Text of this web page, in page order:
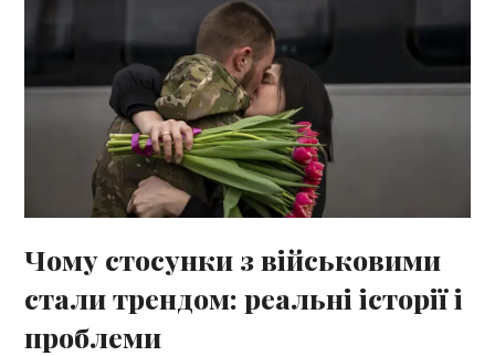
Чому стосунки з військовими
стали трендом: реальні історії і
проблеми